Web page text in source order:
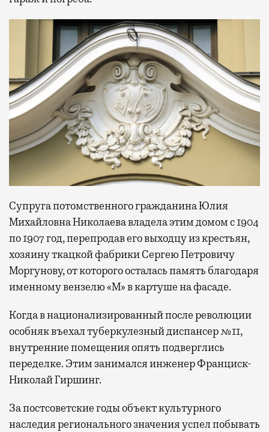
Супруга потомственного гражданина Юлия
Михайловна Николаева владела этим домом с 1904
по 1907 год, перепродав его выходцу из крестьян,
хозяину ткацкой фабрики Сергею Петровичу
Моргунову, от которого осталась память благодаря
именному вензелю «М» в картуше на фасаде.
Когда в национализированный после революции
особняк въехал туберкулезный диспансер №11,
внутренние помещения опять подверглись
переделке. Этим занимался инженер Франциск-
Николай Гиршинг.
За постсоветские годы объект культурного
наследия регионального значения успел побывать